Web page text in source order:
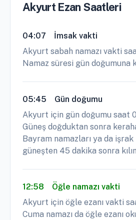
Akyurt Ezan Saatleri
04:07
İmsak vakti
Akyurt sabah namazı vakti
Namaz süresi gün doğumuna
05:45
Gün doğumu
Akyurt için gün doğumu saat
Güneş doğduktan sonra
Bayram namazları ya da
güneşten 45 dakika sonra
12:58
Öğle namazı vakti
Akyurt için öğle ezanı vakti
Cuma namazı da öğle ezanı